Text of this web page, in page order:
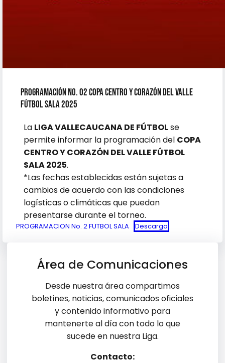
PROGRAMACIÓN No. 02 COPA CENTRO Y CORAZÓN DEL VALLE
FÚTBOL SALA 2025
La LIGA VALLECAUCANA DE FÚTBOLse
permite informar la programación del COPA
CENTRO Y CORAZÓN DEL VALLE FÚTBOL
SALA 2025.
*Las fechas establecidas están sujetas a
cambios de acuerdo con las condiciones
logísticas o climáticas que puedan
presentarse durante el torneo.
PROGRAMACION No. 2 FUTBOL SALA Descarga
Área de Comunicaciones
Desde nuestra área compartimos
boletines, noticias, comunicados oficiales
y contenido informativo para
mantenerte al día con todo lo que
sucede en nuestra Liga.
Contacto: